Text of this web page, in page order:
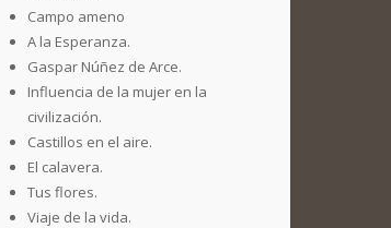
Campo ameno
A la Esperanza.
Gaspar Núñez de Arce.
Influencia de la mujer en la
civilización.
Castillos en el aire.
El calavera.
Tus flores.
Viaje de la vida.